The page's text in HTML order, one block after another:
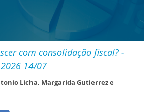
com consolidação fiscal? -
2026 14/07
Licha, Margarida Gutierrez e